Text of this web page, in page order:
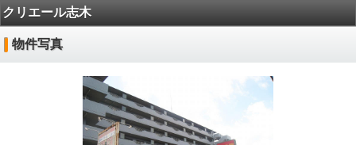
クリエール志木
物件写真